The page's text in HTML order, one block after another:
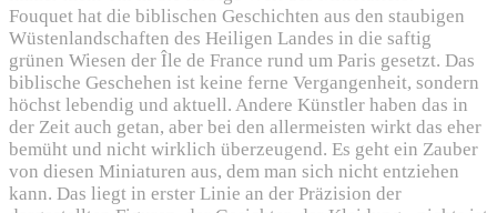
Fouquet hat die biblischen Geschichten aus den staubigen
Wüstenlandschaften des Heiligen Landes in die saftig
grünen Wiesen der Île de France rund um Paris gesetzt. Das
biblische Geschehen ist keine ferne Vergangenheit, sondern
höchst lebendig und aktuell. Andere Künstler haben das in
der Zeit auch getan, aber bei den allermeisten wirkt das eher
bemüht und nicht wirklich überzeugend. Es geht ein Zauber
von diesen Miniaturen aus, dem man sich nicht entziehen
kann. Das liegt in erster Linie an der Präzision der